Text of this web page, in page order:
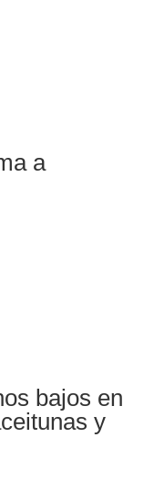
a
bajos en
y